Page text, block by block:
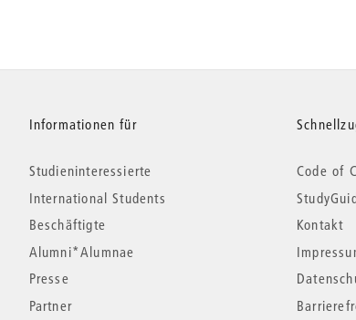
Informationen für
Studieninteressierte
International Students
Beschäftigte
Alumni*Alumnae
Presse
Partner
Code of
Kontakt